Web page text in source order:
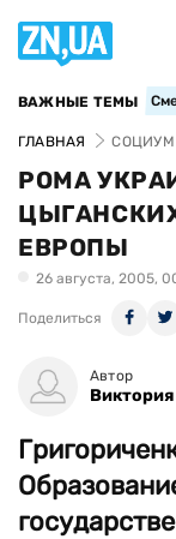
ВАЖНЫЕ ТЕМЫ
ГЛАВНАЯ СОЦИУМ
РОМА
ЕВРОПЫ
26 августа, 2005,
Поделиться
Автор